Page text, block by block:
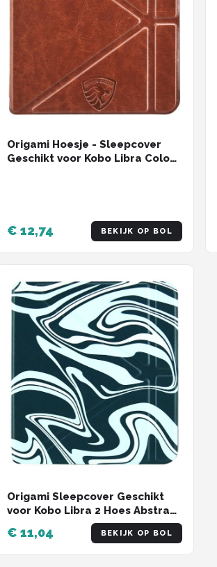
Origami Hoesje - Sleepcover
Geschikt voor Kobo Libra Colour
€ 12,74 BEKIJK OP BOL
Origami Sleepcover Geschikt
voor Kobo Libra 2 Hoes Abstract
Petroleum kleuren * - ereader
hoesje - cover
€ 11,04 BEKIJK OP BOL